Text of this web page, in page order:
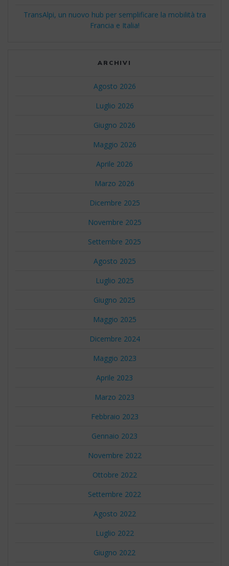
TransAlpi, un nuovo hub per semplificare la mobilità tra
Francia e Italia!
ARCHIVI
Agosto 2026
Luglio 2026
Giugno 2026
Maggio 2026
Aprile 2026
Marzo 2026
Dicembre 2025
Novembre 2025
Settembre 2025
Agosto 2025
Luglio 2025
Giugno 2025
Maggio 2025
Dicembre 2024
Maggio 2023
Aprile 2023
Marzo 2023
Febbraio 2023
Gennaio 2023
Novembre 2022
Ottobre 2022
Settembre 2022
Agosto 2022
Luglio 2022
Giugno 2022